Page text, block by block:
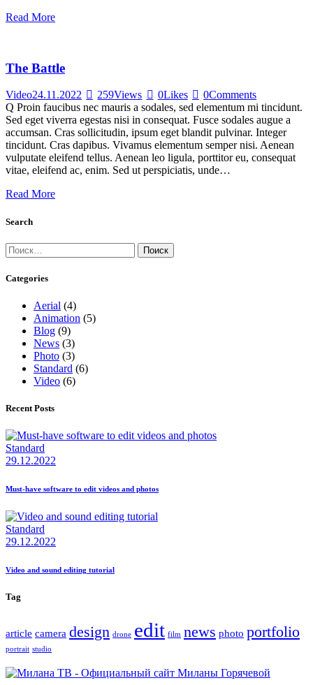
Read More
The Battle
Video24.11.2022 259Views 0Likes 0Comments
Q Proin faucibus nec mauris a sodales, sed elementum mi tincidunt.
Sed eget viverra egestas nisi in consequat. Fusce sodales augue a
accumsan. Cras sollicitudin, ipsum eget blandit pulvinar. Integer
tincidunt. Cras dapibus. Vivamus elementum semper nisi. Aenean
vulputate eleifend tellus. Aenean leo ligula, porttitor eu, consequat
vitae, eleifend ac, enim. Sed ut perspiciatis, unde…
Read More
Search
Найти:
Categories
Aerial (4)
Animation (5)
Blog (9)
News (3)
Photo (3)
Standard (6)
Video (6)
Recent Posts
Standard
29.12.2022
Must-have software to edit videos and photos
Standard
29.12.2022
Video and sound editing tutorial
Tag
article camera design drone edit film news photo portfolio
portrait studio